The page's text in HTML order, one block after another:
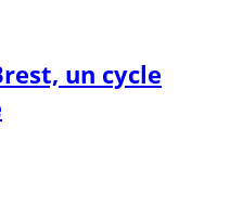
un cycle